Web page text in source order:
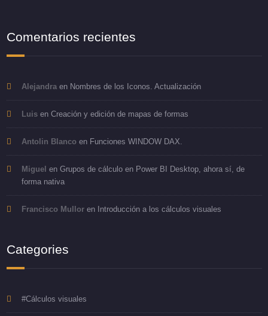
Comentarios recientes
Alejandraen Nombres de los Iconos. Actualización
Luisen Creación y edición de mapas de formas
Antolin Blancoen Funciones WINDOW DAX.
Miguel en Grupos de cálculo en Power BI Desktop, ahora sí, de
forma nativa
Francisco Mulloren Introducción a los cálculos visuales
Categories
#Cálculos visuales